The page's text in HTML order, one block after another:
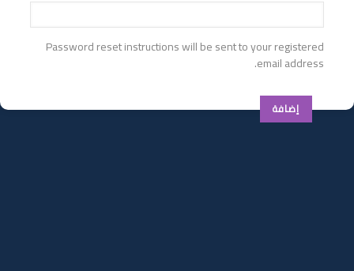
Password reset instructions will be sent to your registered
email address.